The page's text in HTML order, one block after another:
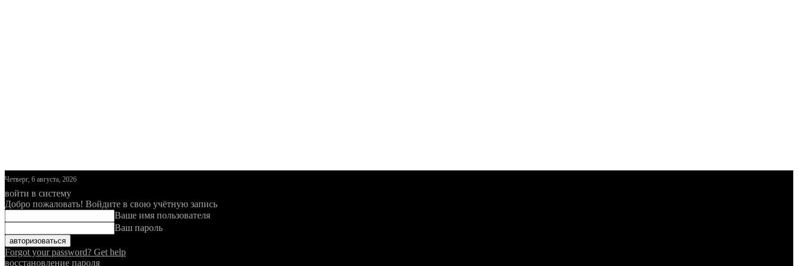
Четверг, 6 августа, 2026
войти в систему
Добро пожаловать! Войдите в свою учётную запись
Ваше имя пользователя
Ваш пароль
Forgot your password? Get help
восстановление пароля